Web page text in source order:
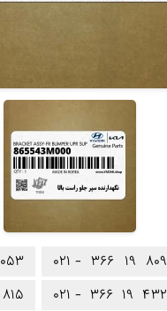
۰۲۱ - ۳۶۶ ۱۹ ۸۰۹
۰۲۱ - ۳۶۶ ۱۹ ۴۳۲
۰۵۳
۸۱۵